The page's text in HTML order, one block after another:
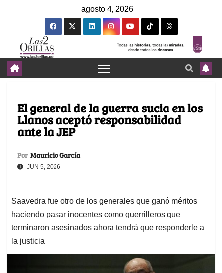
agosto 4, 2026
El general de la guerra sucia en los
Llanos aceptó responsabilidad
ante la JEP
Por Mauricio García
JUN 5, 2026
Saavedra fue otro de los generales que ganó méritos
haciendo pasar inocentes como guerrilleros que
terminaron asesinados ahora tendrá que responderle a
la justicia